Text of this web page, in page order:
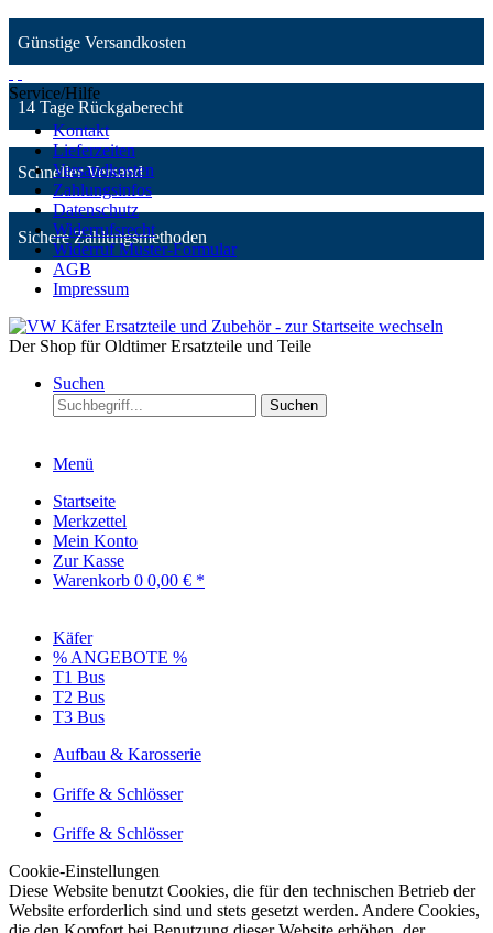
Günstige Versandkosten
14 Tage Rückgaberecht
Schneller Versand
Sichere Zahlungsmethoden
Service/Hilfe
Kontakt
Lieferzeiten
Versandkosten
Zahlungsinfos
Datenschutz
Widerrufsrecht
Widerruf Muster-Formular
AGB
Impressum
Der Shop für Oldtimer Ersatzteile und Teile
Suchen
Suchen
Menü
Startseite
Merkzettel
Mein Konto
Zur Kasse
Warenkorb 0 0,00 € *
Käfer
% ANGEBOTE %
T1 Bus
T2 Bus
T3 Bus
Aufbau & Karosserie
Griffe & Schlösser
Griffe & Schlösser
Cookie-Einstellungen
Diese Website benutzt Cookies, die für den technischen Betrieb der
Website erforderlich sind und stets gesetzt werden. Andere Cookies,